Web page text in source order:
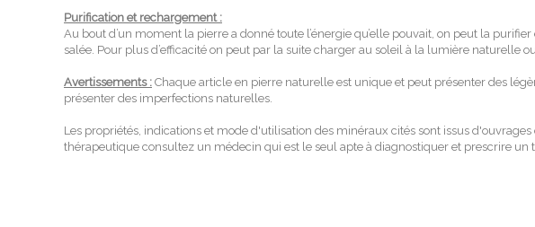
Purification et rechargement :
Au bout d’un moment la pierre a donné toute l’énergie qu’elle pouvait, on peut la
salée. Pour plus d’efficacité on peut par la suite charger au soleil à la lumière naturelle
Avertissements : Chaque article en pierre naturelle est unique et peut présenter des
présenter des imperfections naturelles.
Les propriétés, indications et mode d'utilisation des minéraux cités sont issus
thérapeutique consultez un médecin qui est le seul apte à diagnostiquer et prescrire un